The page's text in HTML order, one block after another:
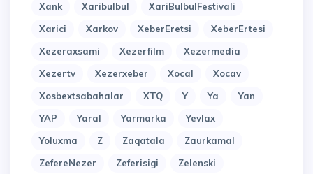
Xank
Xaribulbul
XariBulbulFestivali
Xarici
Xarkov XeberEretsi
XeberErtesi
Xezeraxsami
Xezerfilm
Xezermedia
Xezertv
Xezerxeber Xocal
Xocav
Xosbextsabahalar
XTQ Y Ya
Yan
YAP
Yaral Yarmarka
Yevlax
Yoluxma
Z Zaqatala
Zaurkamal
ZefereNezer
Zeferisigi Zelenski